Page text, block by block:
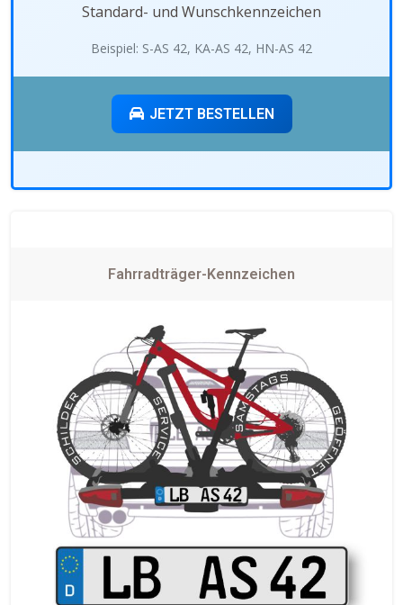
Standard- und Wunschkennzeichen
Beispiel: S-AS 42, KA-AS 42, HN-AS 42
JETZT BESTELLEN
Fahrradträger-Kennzeichen